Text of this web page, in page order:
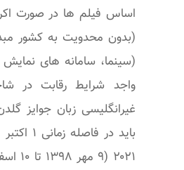
اساس فیلم ها در صورت
(بدون محدویت به کشور
(سینما، سامانه های نمایش
واجد شرایط رقابت در
غیرانگلیسی زبان جوایز